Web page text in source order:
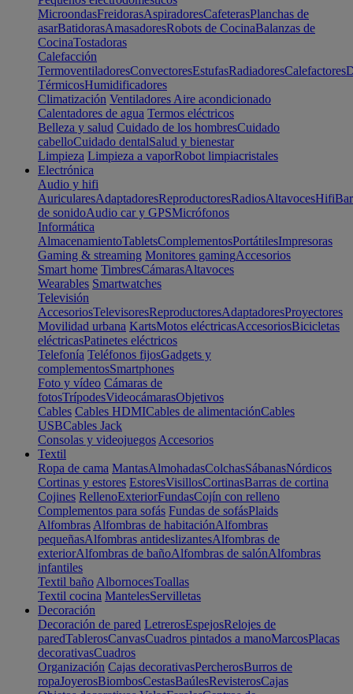
MicroondasFreidorasAspiradoresCafeterasPlanchas de
asarBatidorasAmasadoresRobots de CocinaBalanzas de
CocinaTostadoras
Calefacción
TermoventiladoresConvectoresEstufasRadiadoresCalefactores
TérmicosHumidificadores
Climatización Ventiladores Aire acondicionado
Calentadores de agua Termos eléctricos
Belleza y salud Cuidado de los hombresCuidado
cabelloCuidado dentalSalud y bienestar
Limpieza Limpieza a vaporRobot limpiacristales
Electrónica
Audio y hifi
AuricularesAdaptadoresReproductoresRadiosAltavocesHifi
de sonidoAudio car y GPSMicrófonos
Informática
AlmacenamientoTabletsComplementosPortátilesImpresoras
Gaming & streaming Monitores gamingAccesorios
Smart home TimbresCámarasAltavoces
Wearables Smartwatches
Televisión
AccesoriosTelevisoresReproductoresAdaptadoresProyectores
Movilidad urbana KartsMotos eléctricasAccesoriosBicicletas
eléctricasPatinetes eléctricos
Telefonía Teléfonos fijosGadgets y
complementosSmartphones
Foto y vídeo Cámaras de
fotosTrípodesVideocámarasObjetivos
Cables Cables HDMICables de alimentaciónCables
USBCables Jack
Consolas y videojuegos Accesorios
Textil
Ropa de cama MantasAlmohadasColchasSábanasNórdicos
Cortinas y estores EstoresVisillosCortinasBarras de cortina
Cojines RellenoExteriorFundasCojín con relleno
Complementos para sofás Fundas de sofásPlaids
Alfombras Alfombras de habitaciónAlfombras
pequeñasAlfombras antideslizantesAlfombras de
exteriorAlfombras de bañoAlfombras de salónAlfombras
infantiles
Textil baño AlbornocesToallas
Textil cocina MantelesServilletas
Decoración
Decoración de pared LetrerosEspejosRelojes de
paredTablerosCanvasCuadros pintados a manoMarcosPlacas
decorativasCuadros
Organización Cajas decorativasPercherosBurros de
ropaJoyerosBiombosCestasBaúlesRevisterosCajas